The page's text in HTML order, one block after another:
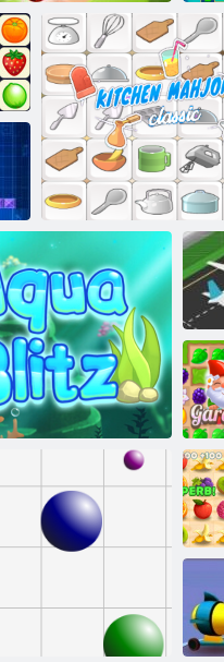
העוב חור
גנו'חמ חבטמ